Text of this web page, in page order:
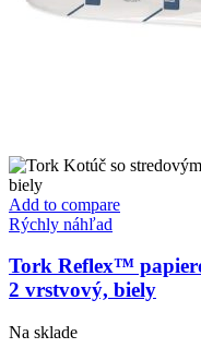
Add to compare
Rýchly náhľad
Tork Reflex™
2 vrstvový, biely
Na sklade